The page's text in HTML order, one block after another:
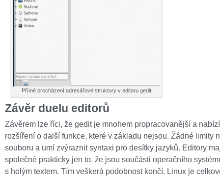
Přímé procházení adresářové struktury v editoru gedit
Závěr duelu editorů
Závěrem lze říci, že gedit je mnohem propracovanější a
rozšíření o další funkce, které v základu nejsou. Žádné limity
souboru a umí zvýraznit syntaxi pro desítky jazyků. Editory
společné prakticky jen to, že jsou součásti operačního
s holým textem. Tím veškerá podobnost končí. Linux je